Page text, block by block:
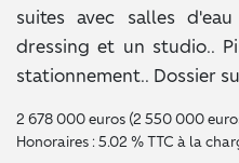
suites avec salles
dressing et un studio..
stationnement.. Dossier
2 678 000 euros (2 550 000
Honoraires : 5.02 % TTC à la